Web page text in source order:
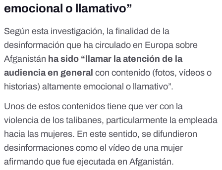
emocional o llamativo”
Según esta investigación, la finalidad de la
desinformación que ha circulado en Europa sobre
Afganistán ha sido “llamar la atención de la
audiencia en general con contenido (fotos, vídeos o
historias) altamente emocional o llamativo”.
Unos de estos contenidos tiene que ver con la
violencia de los talibanes, particularmente la empleada
hacia las mujeres. En este sentido, se difundieron
desinformaciones como el vídeo de una mujer
afirmando que fue ejecutada en Afganistán.